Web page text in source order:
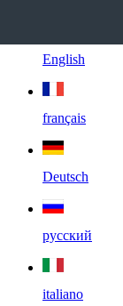
English
français
Deutsch
русский
italiano